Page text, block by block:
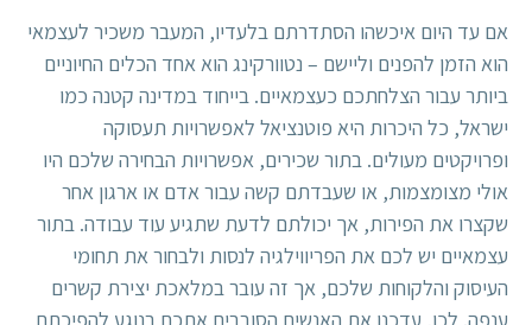
אם עד היום איכשהו הסתדרתם בלעדיו, המעבר משכיר לעצמאי
הוא הזמן להפנים וליישם – נטוורקינג הוא אחד הכלים החיוניים
ביותר עבור הצלחתכם כעצמאיים. בייחוד במדינה קטנה כמו
ישראל, כל היכרות היא פוטנציאל לאפשרויות תעסוקה
ופרויקטים מעולים. בתור שכירים, אפשרויות הבחירה שלכם היו
אולי מצומצמות, או שעבדתם קשה עבור אדם או ארגון אחר
שקצרו את הפירות, אך יכולתם לדעת שתגיע עוד עבודה. בתור
עצמאיים יש לכם את הפריווילגיה לנסות ולבחור את תחומי
העיסוק והלקוחות שלכם, אך זה עובר במלאכת יצירת קשרים